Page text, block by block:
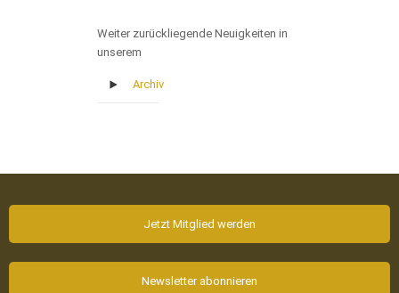
Weiter zurückliegende Neuigkeiten in
unserem
Archiv
Jetzt Mitglied werden
Newsletter abonnieren